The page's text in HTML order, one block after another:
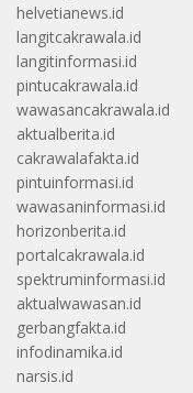
helvetianews.id
langitcakrawala.id
langitinformasi.id
pintucakrawala.id
wawasancakrawala.id
aktualberita.id
cakrawalafakta.id
pintuinformasi.id
wawasaninformasi.id
horizonberita.id
portalcakrawala.id
spektruminformasi.id
aktualwawasan.id
gerbangfakta.id
infodinamika.id
narsis.id